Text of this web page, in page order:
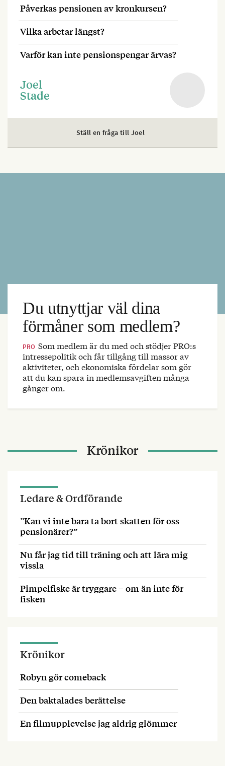
Påverkas pensionen av kronkursen?
Vilka arbetar längst?
Varför kan inte pensionspengar ärvas?
Joel
Stade
Ställ en fråga till Joel
Du utnyttjar väl dina
förmåner som medlem?
PRO Som medlem är du med och stödjer PRO:s
intressepolitik och får tillgång till massor av
aktiviteter, och ekonomiska fördelar som gör
att du kan spara in medlemsavgiften många
gånger om.
Krönikor
Ledare & Ordförande
”Kan vi inte bara ta bort skatten för oss
pensionärer?”
Nu får jag tid till träning och att lära mig
vissla
Pimpelfiske är tryggare – om än inte för
fisken
Krönikor
Robyn gör comeback
Den baktalades berättelse
En filmupplevelse jag aldrig glömmer